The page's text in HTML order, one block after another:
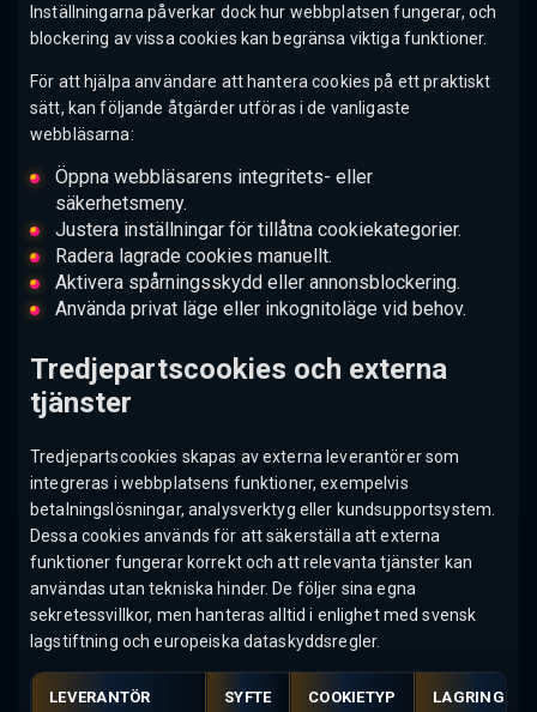
Inställningarna påverkar dock hur webbplatsen fungerar, och
blockering av vissa cookies kan begränsa viktiga funktioner.
För att hjälpa användare att hantera cookies på ett praktiskt
sätt, kan följande åtgärder utföras i de vanligaste
webbläsarna:
Öppna webbläsarens integritets- eller
säkerhetsmeny.
Justera inställningar för tillåtna cookiekategorier.
Radera lagrade cookies manuellt.
Aktivera spårningsskydd eller annonsblockering.
Använda privat läge eller inkognitoläge vid behov.
Tredjepartscookies och externa
tjänster
Tredjepartscookies skapas av externa leverantörer som
integreras i webbplatsens funktioner, exempelvis
betalningslösningar, analysverktyg eller kundsupportsystem.
Dessa cookies används för att säkerställa att externa
funktioner fungerar korrekt och att relevanta tjänster kan
användas utan tekniska hinder. De följer sina egna
sekretessvillkor, men hanteras alltid i enlighet med svensk
lagstiftning och europeiska dataskyddsregler.
LEVERANTÖR SYFTE COOKIETYP